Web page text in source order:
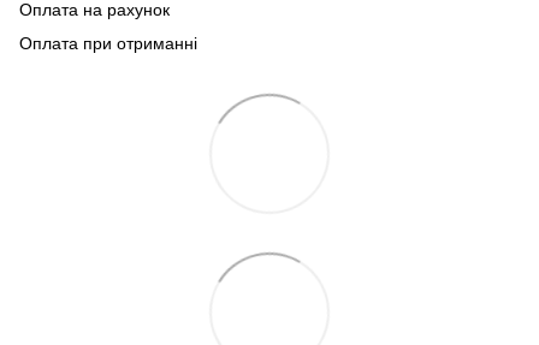
Оплата на рахунок
Оплата при отриманні